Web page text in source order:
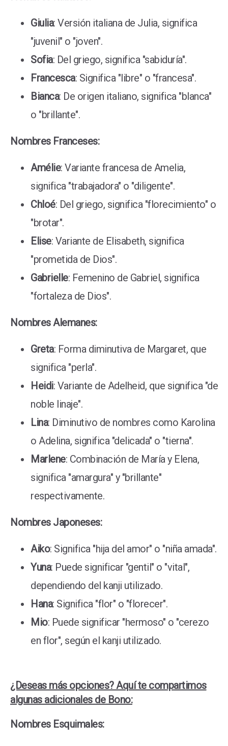
Giulia: Versión italiana de Julia, significa
"juvenil" o "joven".
Sofia: Del griego, significa "sabiduría".
Francesca: Significa "libre" o "francesa".
Bianca: De origen italiano, significa "blanca"
o "brillante".
Nombres Franceses:
Amélie: Variante francesa de Amelia,
significa "trabajadora" o "diligente".
Chloé: Del griego, significa "florecimiento" o
"brotar".
Elise: Variante de Elisabeth, significa
"prometida de Dios".
Gabrielle: Femenino de Gabriel, significa
"fortaleza de Dios".
Nombres Alemanes:
Greta: Forma diminutiva de Margaret, que
significa "perla".
Heidi: Variante de Adelheid, que significa "de
noble linaje".
Lina: Diminutivo de nombres como Karolina
o Adelina, significa "delicada" o "tierna".
Marlene: Combinación de María y Elena,
significa "amargura" y "brillante"
respectivamente.
Nombres Japoneses:
Aiko: Significa "hija del amor" o "niña amada".
Yuna: Puede significar "gentil" o "vital",
dependiendo del kanji utilizado.
Hana: Significa "flor" o "florecer".
Mio: Puede significar "hermoso" o "cerezo
en flor", según el kanji utilizado.
¿Deseas más opciones? Aquí te compartimos
algunas adicionales de Bono:
Nombres Esquimales: